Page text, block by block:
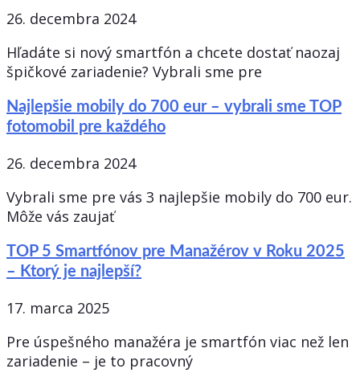
26. decembra 2024
Hľadáte si nový smartfón a chcete dostať naozaj
špičkové zariadenie? Vybrali sme pre
Najlepšie mobily do 700 eur – vybrali sme TOP
fotomobil pre každého
26. decembra 2024
Vybrali sme pre vás 3 najlepšie mobily do 700 eur.
Môže vás zaujať
TOP 5 Smartfónov pre Manažérov v Roku 2025
– Ktorý je najlepší?
17. marca 2025
Pre úspešného manažéra je smartfón viac než len
zariadenie – je to pracovný